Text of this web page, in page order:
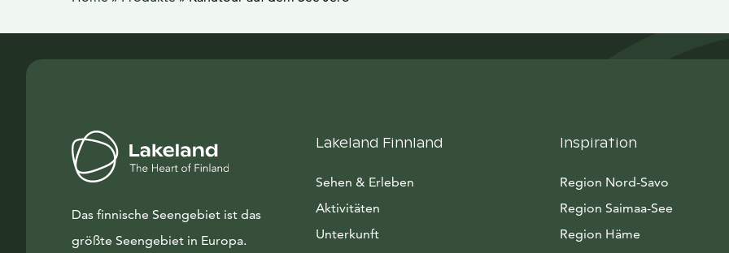
Das finnische Seengebiet ist das
größte Seengebiet in Europa.
Lakeland Finnland
Sehen & Erleben
Aktivitäten
Unterkunft
Inspiration
Region Nord-Savo
Region Saimaa-See
Region Häme